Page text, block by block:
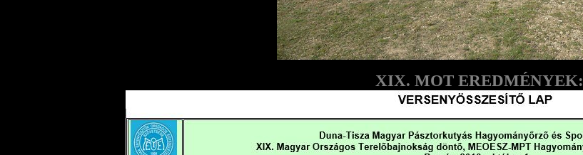
XIX. MOT EREDMÉNYEK: